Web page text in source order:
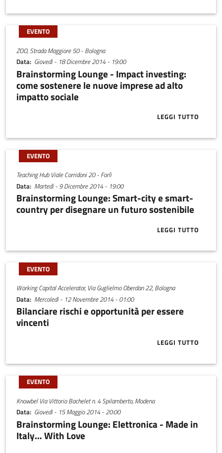
EVENTO
ZOO, Strada Maggiore 50 - Bologna
Data Giovedì - 18 Dicembre 2014 - 19:00
Brainstorming Lounge - Impact investing:
come sostenere le nuove imprese ad alto
impatto sociale
LEGGI TUTTO
ABOUT
EVENTO
Teaching Hub Viale Corridoni 20 - Forlì
Data Martedì - 9 Dicembre 2014 - 19:00
Brainstorming Lounge: Smart-city e smart-
country per disegnare un futuro sostenibile
LEGGI TUTTO
ABOUT
EVENTO
Working Capital Accelerator, Via Guglielmo Oberdan 22, Bologna
Data Mercoledì - 12 Novembre 2014 - 01:00
Bilanciare rischi e opportunità per essere
vincenti
LEGGI TUTTO
ABOUT
EVENTO
Knowbel Via Vittorio Bachelet n. 4 Spilamberto, Modena
Data Giovedì - 15 Maggio 2014 - 20:00
Brainstorming Lounge: Elettronica - Made in
Italy… With Love